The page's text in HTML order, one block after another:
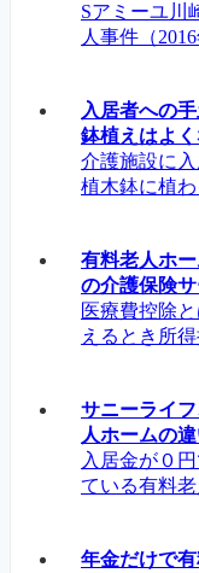
Sアミーユ川
人事件（
入居者への
鉢植えはよく
介護施設に
植木鉢に植
有料老人ホ
の介護保険
医療費控除
えるとき所
サニーライ
人ホームの
入居金が０
ている有料
年金だけで